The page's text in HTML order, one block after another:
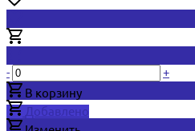
-
+
В корзину
Добавлено